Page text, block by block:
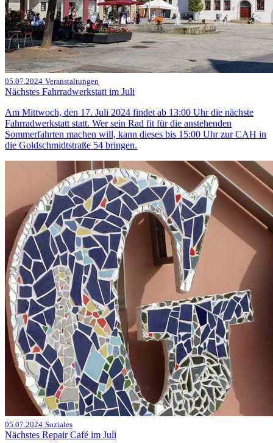
05.07.2024 Veranstaltungen
Nächstes Fahrradwerkstatt im Juli
Am Mittwoch, den 17. Juli 2024 findet ab 13:00 Uhr die nächste
Fahrradwerkstatt statt. Wer sein Rad fit für die anstehenden
Sommerfahrten machen will, kann dieses bis 15:00 Uhr zur CAH in
die Goldschmidtstraße 54 bringen.
05.07.2024 Soziales
Nächstes Repair Café im Juli